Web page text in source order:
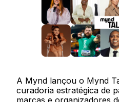
A Mynd lançou o Mynd
curadoria estratégica de